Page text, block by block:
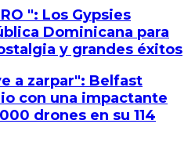
": Los Gypsies
Dominicana para
y grandes éxitos
a zarpar": Belfast
con una impactante
drones en su 114